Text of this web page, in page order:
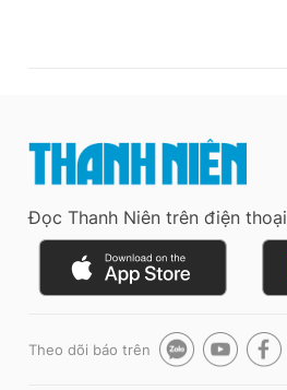
Đọc Thanh Niên trên điện thoại
Theo dõi báo trên